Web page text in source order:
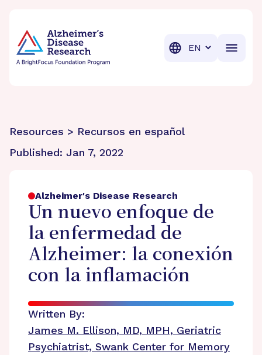
Translation
Resources > Recursos en español
Published: Jan 7, 2022
Alzheimer's Disease Research
Un nuevo enfoque de
la enfermedad de
Alzheimer: la conexión
con la inflamación
Written By:
James M. Ellison, MD, MPH, Geriatric
Psychiatrist, Swank Center for Memory